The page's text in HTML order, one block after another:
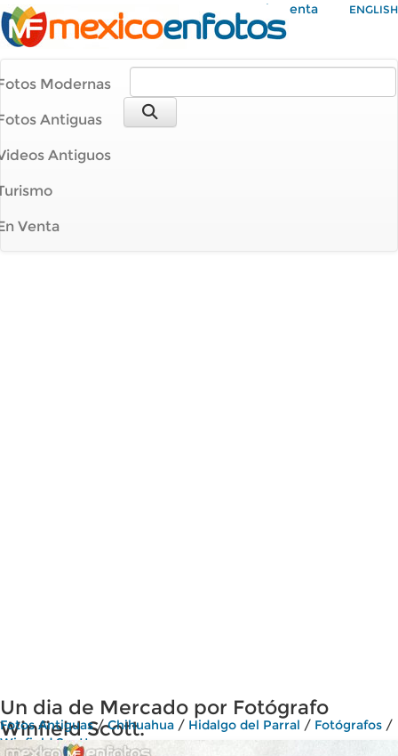
Mi Cuenta ENGLISH
Modernas
Antiguas
Antiguos
Venta
Un dia de Mercado por Fotógrafo
Winfield Scott.
Fotos Antiguas/Chihuahua / Hidalgo del Parral / Fotógrafos /
Winfield Scott